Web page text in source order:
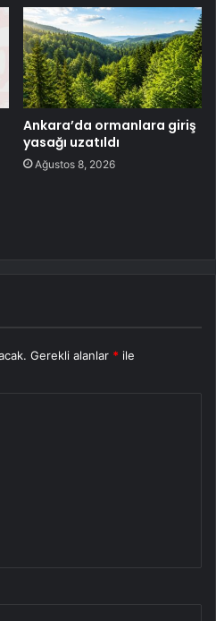
Ankara’da ormanlara giriş
yasağı uzatıldı
Ağustos 8, 2026
Gerekli alanlar * ile